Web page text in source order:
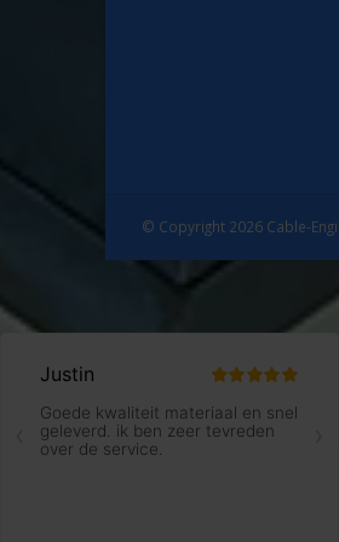
© Copyright 2026 Cable-